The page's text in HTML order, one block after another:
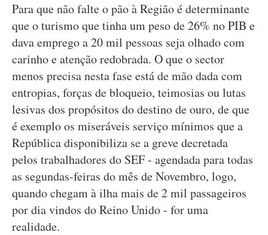
Para que não falte o pão à Região é determinante
que o turismo que tinha um peso de 26% no PIB e
dava emprego a 20 mil pessoas seja olhado com
carinho e atenção redobrada. O que o sector
menos precisa nesta fase está de mão dada com
entropias, forças de bloqueio, teimosias ou lutas
lesivas dos propósitos do destino de ouro, de que
é exemplo os miseráveis serviço mínimos que a
República disponibiliza se a greve decretada
pelos trabalhadores do SEF - agendada para todas
as segundas-feiras do mês de Novembro, logo,
quando chegam à ilha mais de 2 mil passageiros
por dia vindos do Reino Unido - for uma
realidade.